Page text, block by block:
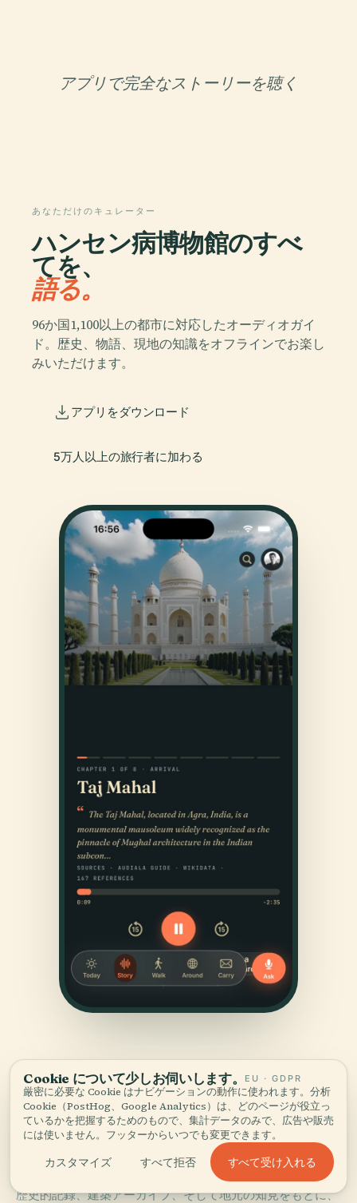
アプリで完全なストーリーを聴く
あなただけのキュレーター
ハンセン病博物館のすべ
てを、
語る。
96か国1,100以上の都市に対応したオーディオガイ
ド。歴史、物語、現地の知識をオフラインでお楽し
みいただけます。
アプリをダウンロード
5万人以上の旅行者に加わる
出典
確かめて、お見せする。
歴史的記録、建築アーカイブ、そして地元の知見をもとに、
Cookie について少しお伺いします。 EU · GDPR
厳密に必要な Cookie はナビゲーションの動作に使われます。分析
Cookie（PostHog、Google Analytics）は、どのページが役立っ
ているかを把握するためのもので、集計データのみで、広告や販売
には使いません。フッターからいつでも変更できます。
カスタマイズ すべて拒否 すべて受け入れる